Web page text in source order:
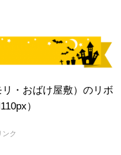
・おばけ屋敷）のリボ
）
ンク